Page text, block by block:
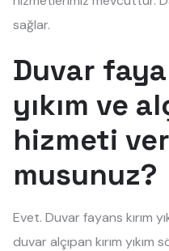
sağlar.
Duvar
yıkım ve
hizmeti
musunuz?
Evet. Duvar fayans kırım
duvar alçıpan kırım